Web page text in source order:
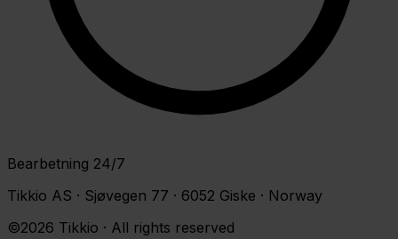
Bearbetning 24/7
Tikkio AS · Sjøvegen 77 · 6052 Giske · Norway
©2026 Tikkio · All rights reserved